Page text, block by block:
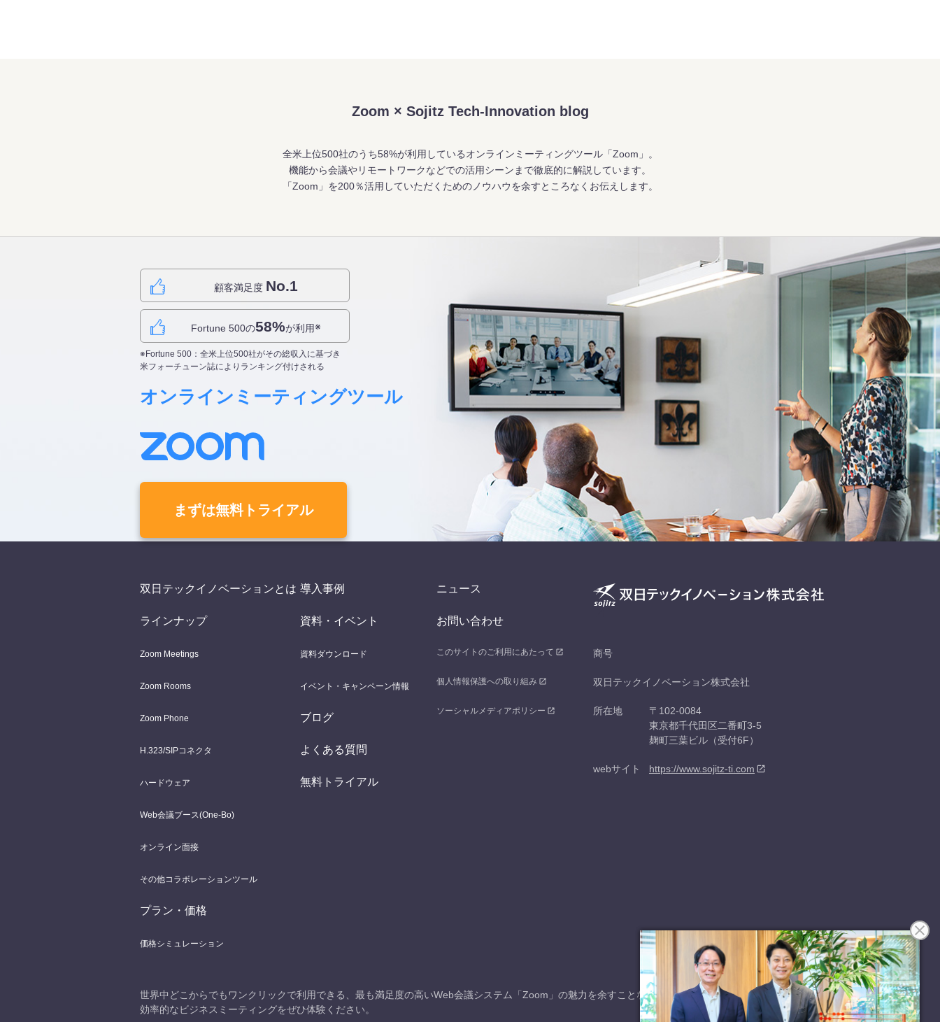
Zoom × Sojitz Tech-Innovation blog
全米上位500社のうち58%が利用しているオンラインミーティングツール「Zoom」。
機能から会議やリモートワークなどでの活用シーンまで徹底的に解説しています。
「Zoom」を200％活用していただくためのノウハウを余すところなくお伝えします。
顧客満足度 No.1
Fortune 500の58%が利用※
※Fortune 500：全米上位500社がその総収入に基づき
米フォーチューン誌によりランキング付けされる
オンラインミーティングツール
まずは無料トライアル
双日テックイノベーションとは
ラインナップ
Zoom Meetings
Zoom Rooms
Zoom Phone
H.323/SIPコネクタ
ハードウェア
Web会議ブース(One-Bo)
オンライン面接
その他コラボレーションツール
プラン・価格
価格シミュレーション
導入事例
資料・イベント
資料ダウンロード
イベント・キャンペーン情報
ブログ
よくある質問
無料トライアル
ニュース
お問い合わせ
このサイトのご利用にあたって
個人情報保護への取り組み
ソーシャルメディアポリシー
商号
双日テックイノベーション株式会社
所在地
〒102-0084
東京都千代田区二番町3-5
麹町三葉ビル（受付6F）
webサイト https://www.sojitz-ti.com
世界中どこからでもワンクリックで利用できる、最も満足度の高いWeb会議システム「Zoom」の魅力を余すことなくお伝えします。
効率的なビジネスミーティングをぜひ体験ください。